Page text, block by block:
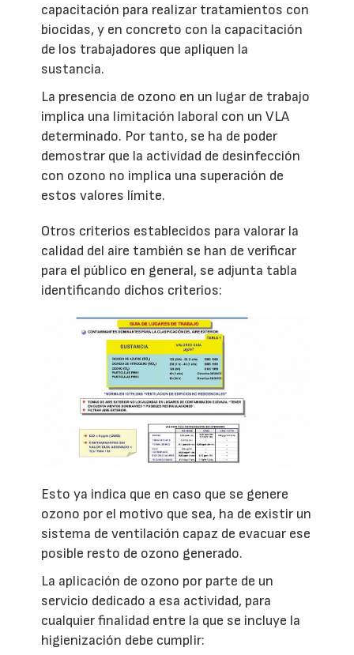
capacitación para realizar tratamientos con
biocidas, y en concreto con la capacitación
de los trabajadores que apliquen la
sustancia.
La presencia de ozono en un lugar de trabajo
implica una limitación laboral con un VLA
determinado. Por tanto, se ha de poder
demostrar que la actividad de desinfección
con ozono no implica una superación de
estos valores límite.
Otros criterios establecidos para valorar la
calidad del aire también se han de verificar
para el público en general, se adjunta tabla
identificando dichos criterios:
Esto ya indica que en caso que se genere
ozono por el motivo que sea, ha de existir un
sistema de ventilación capaz de evacuar ese
posible resto de ozono generado.
La aplicación de ozono por parte de un
servicio dedicado a esa actividad, para
cualquier finalidad entre la que se incluye la
higienización debe cumplir: